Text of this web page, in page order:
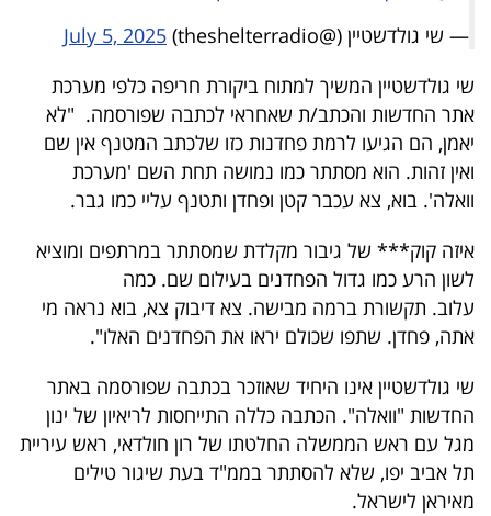
מייל
אדום
פרסמו
באייס
עקבו
אחרינו:
— שי גולדשטיין (@theshelterradio)
July 5, 2025
שי גולדשטיין המשיך למתוח ביקורת חריפה כלפי מערכת
אתר החדשות והכתב/ת שאחראי לכתבה שפורסמה. "לא
יאמן, הם הגיעו לרמת פחדנות כזו שלכתב המטנף אין שם
ואין זהות. הוא מסתתר כמו נמושה תחת השם 'מערכת
וואלה'. בוא, צא עכבר קטן ופחדן ותטנף עליי כמו גבר.
איזה קוק*** של גיבור מקלדת שמסתתר במרתפים ומוציא
לשון הרע כמו גדול הפחדנים בעילום שם. כמה
עלוב. תקשורת ברמה מבישה. צא דיבוק צא, בוא נראה מי
אתה, פחדן. שתפו שכולם יראו את הפחדנים האלו".
שי גולדשטיין אינו היחיד שאוזכר בכתבה שפורסמה באתר
החדשות "וואלה". הכתבה כללה התייחסות לריאיון של ינון
מגל עם ראש הממשלה החלטתו של רון חולדאי, ראש עיריית
תל אביב יפו, שלא להסתתר בממ"ד בעת שיגור טילים
מאיראן לישראל.